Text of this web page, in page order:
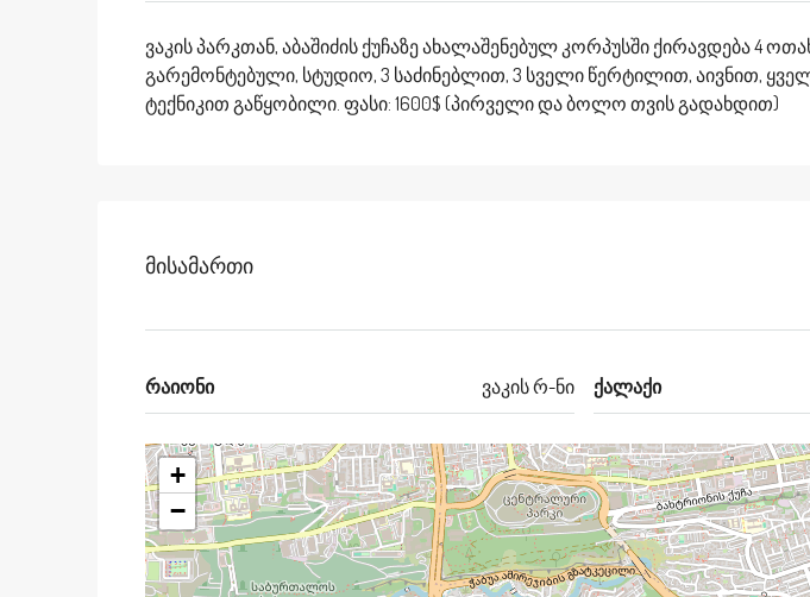
ვაკის პარკთან, აბაშიძის ქუჩაზე ახალაშენებულ კორპუსში ქირავდება 4
გარემონტებული, სტუდიო, 3 საძინებლით, 3 სველი წერტილით, აივნით,
ტექნიკით გაწყობილი. ფასი: 1600$ (პირველი და ბოლო თვის გადახდით)
Მისამართი
რაიონი ვაკის რ-ნი ქალაქი
+
−